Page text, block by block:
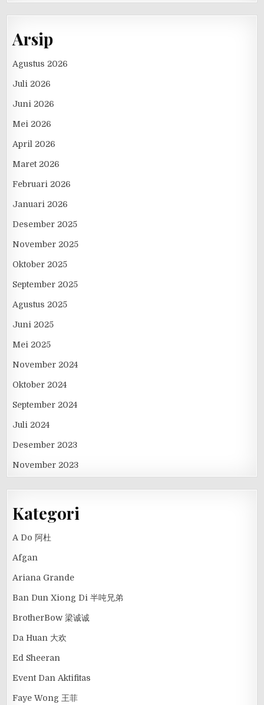
Arsip
Agustus 2026
Juli 2026
Juni 2026
Mei 2026
April 2026
Maret 2026
Februari 2026
Januari 2026
Desember 2025
November 2025
Oktober 2025
September 2025
Agustus 2025
Juni 2025
Mei 2025
November 2024
Oktober 2024
September 2024
Juli 2024
Desember 2023
November 2023
Kategori
A Do 阿杜
Afgan
Ariana Grande
Ban Dun Xiong Di 半吨兄弟
BrotherBow 梁诚诚
Da Huan 大欢
Ed Sheeran
Event Dan Aktifitas
Faye Wong 王菲